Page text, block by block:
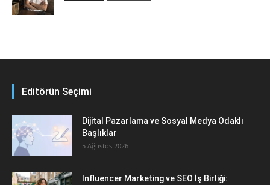
Editörün Seçimi
Dijital Pazarlama ve Sosyal Medya Odaklı
Başlıklar
5 Ağustos 2026
Influencer Marketing ve SEO İş Birliği: